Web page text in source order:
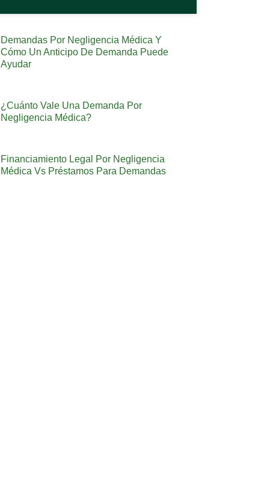
Demandas Por Negligencia Médica Y
Cómo Un Anticipo De Demanda Puede
Ayudar
¿Cuánto Vale Una Demanda Por
Negligencia Médica?
Financiamiento Legal Por Negligencia
Médica Vs Préstamos Para Demandas